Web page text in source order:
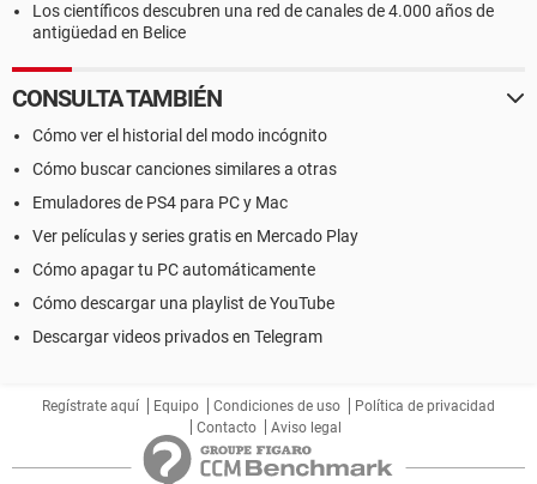
Los científicos descubren una red de canales de 4.000 años de
antigüedad en Belice
CONSULTA TAMBIÉN
Cómo ver el historial del modo incógnito
Cómo buscar canciones similares a otras
Emuladores de PS4 para PC y Mac
Ver películas y series gratis en Mercado Play
Cómo apagar tu PC automáticamente
Cómo descargar una playlist de YouTube
Descargar videos privados en Telegram
Regístrate aquí Equipo Condiciones de uso
Política de privacidad
Contacto
Aviso legal